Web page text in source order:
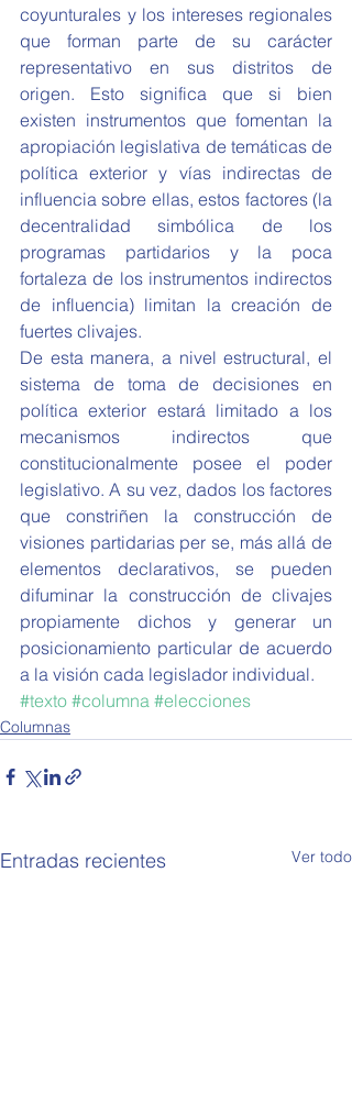
coyunturales y los intereses regionales
que forman parte de su carácter
representativo en sus distritos de
origen. Esto significa que si bien
existen instrumentos que fomentan la
apropiación legislativa de temáticas de
política exterior y vías indirectas de
influencia sobre ellas, estos factores (la
decentralidad simbólica de los
programas partidarios y la poca
fortaleza de los instrumentos indirectos
de influencia) limitan la creación de
fuertes clivajes.
De esta manera, a nivel estructural, el
sistema de toma de decisiones en
política exterior estará limitado a los
mecanismos indirectos que
constitucionalmente posee el poder
legislativo. A su vez, dados los factores
que constriñen la construcción de
visiones partidarias per se, más allá de
elementos declarativos, se pueden
difuminar la construcción de clivajes
propiamente dichos y generar un
posicionamiento particular de acuerdo
a la visión cada legislador individual.
#texto #columna #elecciones
Columnas
Entradas recientes Ver todo